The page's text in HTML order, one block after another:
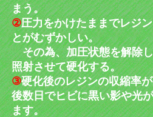
まう。
②圧力をかけたままでレジ
とがむずかしい。
その為、加圧状態を解除
照射させて硬化する。
③硬化後のレジンの収縮率
後数日でヒビに黒い影や光
ます。